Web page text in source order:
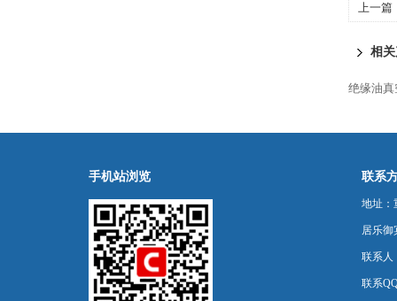
上一篇
相
绝缘油
手机站浏览 联系
地址：
居乐御
联系人
联系